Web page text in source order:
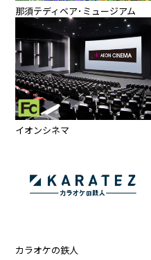
那須テディベア･ミュージアム
イオンシネマ
カラオケの鉄人